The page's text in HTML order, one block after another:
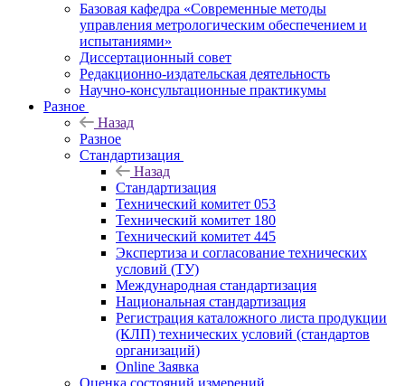
Базовая кафедра «Современные методы
управления метрологическим обеспечением и
испытаниями»
Диссертационный совет
Редакционно-издательская деятельность
Научно-консультационные практикумы
Разное
Назад
Разное
Стандартизация
Назад
Стандартизация
Технический комитет 053
Технический комитет 180
Технический комитет 445
Экспертиза и согласование технических
условий (ТУ)
Международная стандартизация
Национальная стандартизация
Регистрация каталожного листа продукции
(КЛП) технических условий (стандартов
организаций)
Online Заявка
Оценка состояний измерений